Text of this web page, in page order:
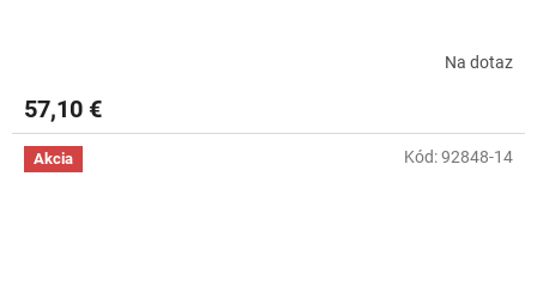
Na dotaz
57,10 €
Akcia Kód:92848-14